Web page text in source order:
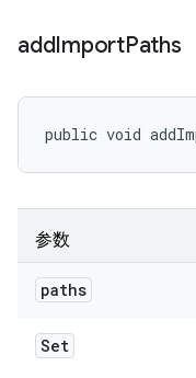
addImportPaths
public void
参数
paths
Set